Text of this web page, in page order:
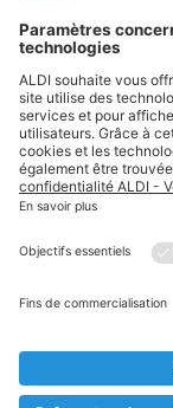
Suivez
Textes marqués
* Nous vendons
au cas où, malgré
prématurément en
** Sur ce site,